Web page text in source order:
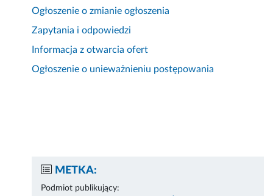
Ogłoszenie o zmianie ogłoszenia
Zapytania i odpowiedzi
Informacja z otwarcia ofert
Ogłoszenie o unieważnieniu postępowania
METKA:
Podmiot publikujący: